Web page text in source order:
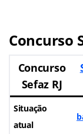
Concurso
Concurso
Sefaz RJ
Situação
atual